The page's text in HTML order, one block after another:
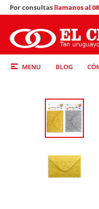
MENU BLOG
Por consultas llamanos al